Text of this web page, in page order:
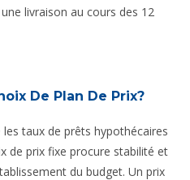
livraison au cours des 12
De Plan De Prix?
taux de prêts hypothécaires
de prix fixe procure stabilité et
du budget. Un prix